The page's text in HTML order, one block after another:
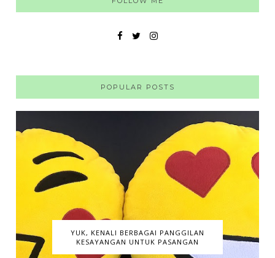
POPULAR POSTS
YUK, KENALI BERBAGAI PANGGILAN
KESAYANGAN UNTUK PASANGAN